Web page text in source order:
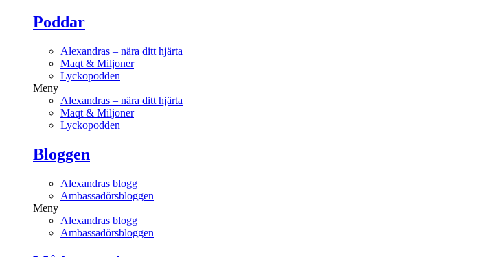
Poddar
Alexandras – nära ditt hjärta
Maqt & Miljoner
Lyckopodden
Meny
Alexandras – nära ditt hjärta
Maqt & Miljoner
Lyckopodden
Bloggen
Alexandras blogg
Ambassadörsbloggen
Meny
Alexandras blogg
Ambassadörsbloggen